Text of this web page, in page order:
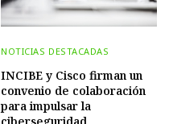
NOTICIAS DESTACADAS
INCIBE y Cisco firman un
convenio de colaboración
para impulsar la